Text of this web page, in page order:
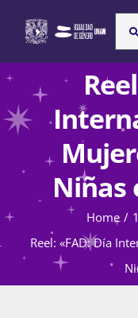
content
for:
Atención
Niñas
Home
Reel: «FAD: Día